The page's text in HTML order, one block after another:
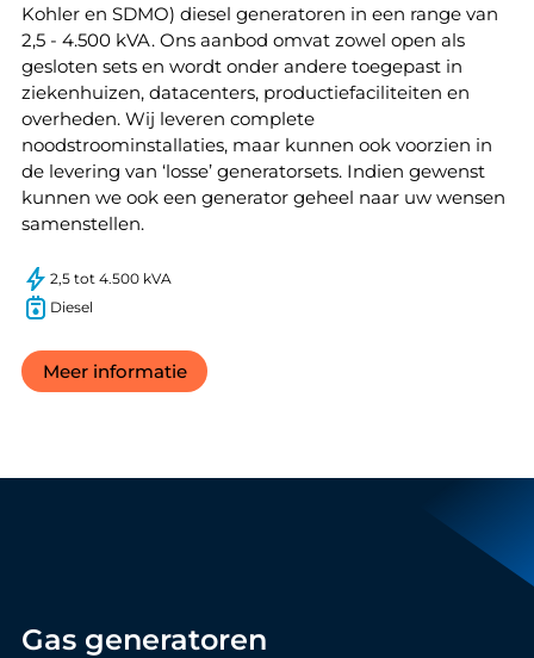
Kohler en SDMO) diesel generatoren in een range van
2,5 - 4.500 kVA. Ons aanbod omvat zowel open als
gesloten sets en wordt onder andere toegepast in
ziekenhuizen, datacenters, productiefaciliteiten en
overheden. Wij leveren complete
noodstroominstallaties, maar kunnen ook voorzien in
de levering van ‘losse’ generatorsets. Indien gewenst
kunnen we ook een generator geheel naar uw wensen
samenstellen.
2,5 tot 4.500 kVA
Diesel
Meer informatie
Gas generatoren